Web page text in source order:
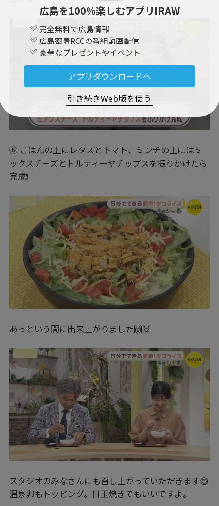
広島を100％楽しむアプリIRAW
完全無料で広島情報
広島密着RCCの番組動画配信
豪華なプレゼントやイベント
アプリダウンロードへ
引き続きWeb版を使う
⑥ ごはんの上にレタスとトマト、ミンチの上にはミ
ックスチーズとトルティーヤチップスを振りかけたら
完成❗
あっという間に出来上がりました🙌🙌
スタジオのみなさんにも召し上がっていただきます😋
温泉卵もトッピング。目玉焼きでもいいですよ。